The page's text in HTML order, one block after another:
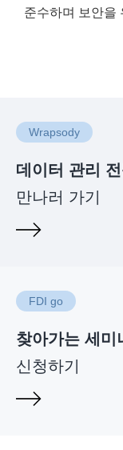
준수하며 보안을
Wrapsody
데이터 관리
만나러 가기
FDI go
찾아가는 세미
신청하기